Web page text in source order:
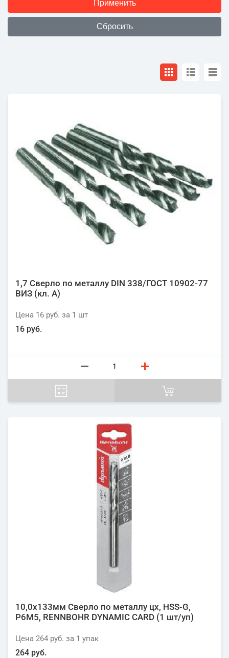
1,7 Сверло по металлу DIN 338/ГОСТ 10902-77
ВИЗ (кл. А)
Цена 16 руб. за 1 шт
16 руб.
10,0х133мм Сверло по металлу цх, HSS-G,
P6M5, RENNBOHR DYNAMIC CARD (1 шт/уп)
Цена 264 руб. за 1 упак
264 руб.